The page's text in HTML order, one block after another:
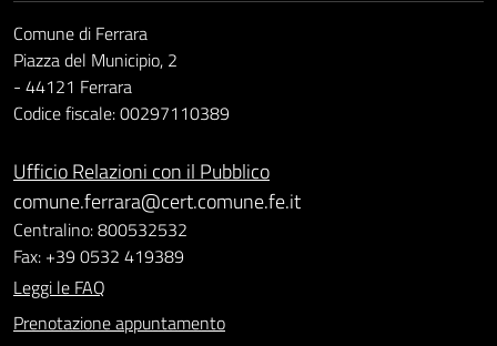
Comune di Ferrara
Piazza del Municipio, 2
- 44121 Ferrara
Codice fiscale: 00297110389
Ufficio Relazioni con il Pubblico
comune.ferrara@cert.comune.fe.it
Centralino: 800532532
Fax: +39 0532 419389
Leggi le FAQ
Prenotazione appuntamento